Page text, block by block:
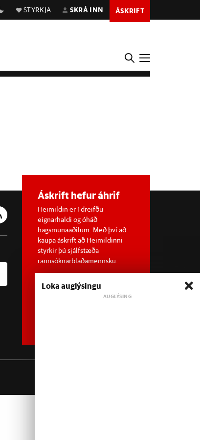
STYRKJA SKRÁ INN ÁSKRIFT
Áskrift hefur áhrif
Heimildin er í dreifðu
eignarhaldi og óháð
hagsmunaaðilum. Með því að
kaupa áskrift að Heimildinni
styrkir þú sjálfstæða
rannsóknarblaðamennsku.
Loka auglýsingu